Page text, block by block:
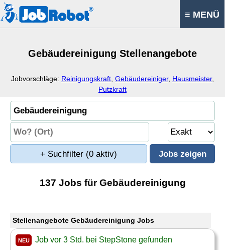
≡ MENÜ
Gebäudereinigung Stellenangebote
Jobvorschläge: Reinigungskraft Gebäudereiniger, Hausmeister,
Putzkraft
+ Suchfilter (0 aktiv)
137 Jobs für Gebäudereinigung
Stellenangebote Gebäudereinigung Jobs
NEU Job vor 3 Std. bei StepStone gefunden